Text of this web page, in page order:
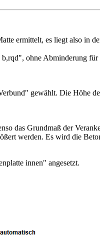
ermittelt, es liegt also in
ohne Abminderung für
gewählt. Die Höhe
das Grundmaß der
werden. Es wird die
innen" angesetzt.